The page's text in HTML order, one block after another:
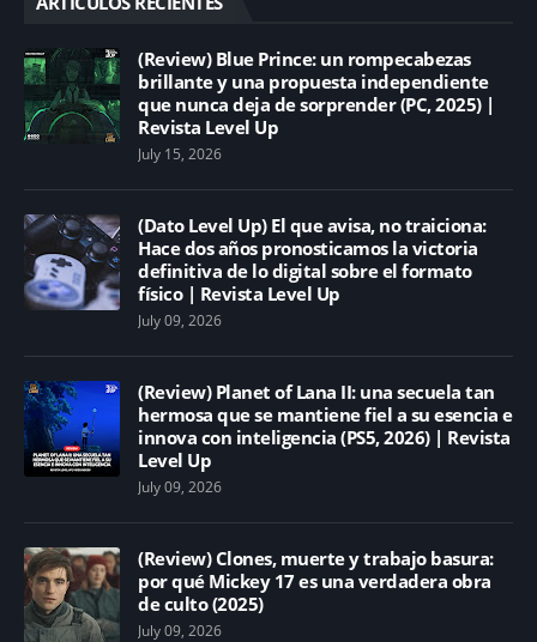
(Review) Blue Prince: un rompecabezas
brillante y una propuesta independiente
que nunca deja de sorprender (PC, 2025) |
Revista Level Up
July 15, 2026
(Dato Level Up) El que avisa, no traiciona:
Hace dos años pronosticamos la victoria
definitiva de lo digital sobre el formato
físico | Revista Level Up
July 09, 2026
(Review) Planet of Lana II: una secuela tan
hermosa que se mantiene fiel a su esencia e
innova con inteligencia (PS5, 2026) | Revista
Level Up
July 09, 2026
(Review) Clones, muerte y trabajo basura:
por qué Mickey 17 es una verdadera obra
de culto (2025)
July 09, 2026